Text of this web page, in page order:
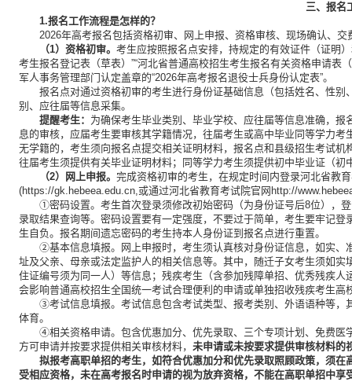
三、报名
1.报名工作流程是怎样的？
2026年高考报名包括资格初审、网上申报、资格审核、现场确认、交
（1）资格初审。 考生应按照报名点安排，持规定的有效证件（证明
考生报名登记表（草表）”“河北省普通高校招生考生报名有关资格申请表
军人事务管理部门认定盖章的“2026年高考报名退役士兵身份认定表”。
报名点对通过资格初审的考生进行身份证基础信息（包括姓名、性
别、应往届等信息采集。
提醒考生： 为确保考生毕业类别、毕业学校、应往届等信息准确，
息的审核，应届考生要审核其学籍情况，往届考生或高中毕业同等学力
无学籍的，考生须向报名点提交相关证明材料，报名点和县级招生考试
往届考生须提供有关毕业证明材料；同等学力考生须提供初中毕业证（
（2）网上申报。 完成资格初审的考生，在规定时间内登录河北省教
(https://gk.hebeea.edu.cn,或通过河北省教育考试院官网http://
①密码设置。考生首次登录须修改初始密码（为身份证号后8位），
录取结果查询等。密码设置要有一定强度，不要过于简单，考生要牢记
生自负。报名期间遗忘密码的考生持本人身份证到报名点进行重置。
②基本信息填报。网上申报时，考生须认真核对身份证信息，如实
址及父亲、母亲或法定监护人的相关信息等。其中，随迁子女考生须如
住证编号须为同一人）等信息；残疾考生（含参加残障单招、优秀残疾
会影响普通高校招生全国统一考试合理便利的申请或单独招收残疾考生高
③考试信息填报。考试信息包含考试类型、报考类别、外语语种等，
体育。
④相关资格申请。包含优惠加分、优先录取、三个专项计划、免费
方可申请并按要求提供相关审核材料， 未申请或未按要求提供审核材料的
拟报考高职单招的考生，如符合优惠加分和优先录取照顾政策，须
受相应资格，未在高考报名时申请的视为放弃资格，不能在高职单招中享